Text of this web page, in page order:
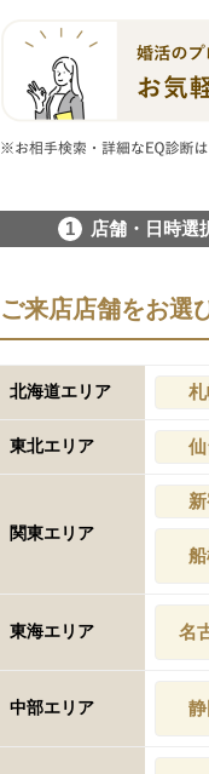
1 店舗・日時選
ご来店店舗をお選
北海道エリア
東北エリア
関東エリア
東海エリア 名
中部エリア